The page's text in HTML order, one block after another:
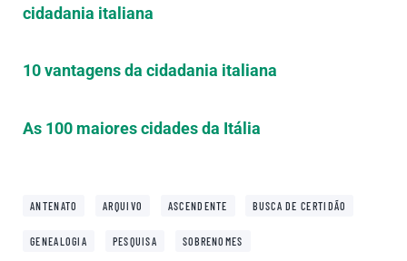
cidadania italiana
10 vantagens da cidadania italiana
As 100 maiores cidades da Itália
ANTENATO ARQUIVO ASCENDENTE BUSCA DE CERTIDÃO
GENEALOGIA PESQUISA SOBRENOMES